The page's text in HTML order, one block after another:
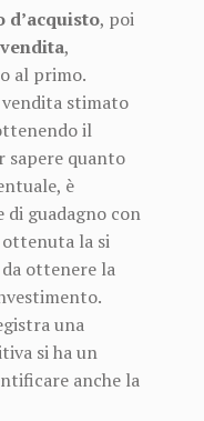
d’acquisto, poi
,
al primo.
stimato
il
sapere quanto
è
di guadagno con
ottenuta la si
ottenere la
una
si ha un
anche la